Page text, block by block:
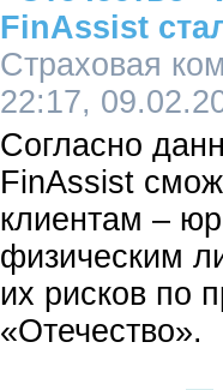
FinAssist
Страховая
22:17,
Согласно
FinAssist
клиентам –
физическим
их рисков по
«Отечество».